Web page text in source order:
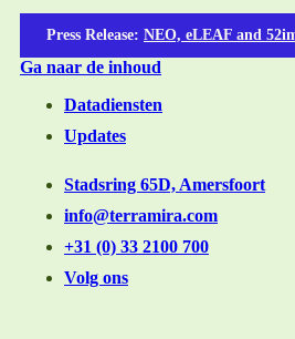
Press Release: NEO, eLEAF and
Ga naar de inhoud
Datadiensten
Updates
Stadsring 65D, Amersfoort
info@terramira.com
+31 (0) 33 2100 700
Volg ons